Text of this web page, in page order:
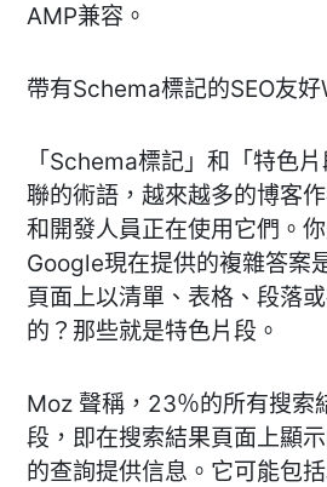
AMP兼容。
帶有Schema標記的SEO友
「Schema標記」和「特色
聯的術語，越來越多的博客
和開發人員正在使用它們。
Google現在提供的複雜答案
頁面上以清單、表格、段落
的？那些就是特色片段。
Moz 聲稱，23％的所有搜索
段，即在搜索結果頁面上顯
的查詢提供信息。它可能包